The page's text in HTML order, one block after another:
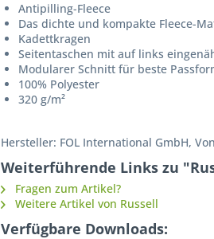
Antipilling-Fleece
Das dichte und kompakte Fleece-
Kadettkragen
Seitentaschen mit auf links
Modularer Schnitt für beste
100% Polyester
320 g/m²
Hersteller: FOL International GmbH,
Weiterführende Links zu
Fragen zum Artikel?
Weitere Artikel von Russell
Verfügbare Downloads: